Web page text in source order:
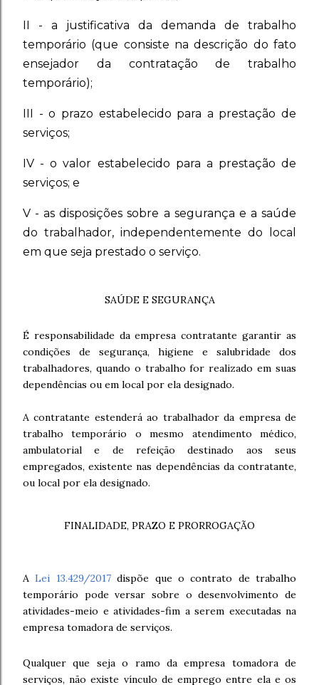
II - a justificativa da demanda de trabalho
temporário (que consiste na descrição do fato
ensejador da contratação de trabalho
temporário);
III - o prazo estabelecido para a prestação de
serviços;
IV - o valor estabelecido para a prestação de
serviços; e
V - as disposições sobre a segurança e a saúde
do trabalhador, independentemente do local
em que seja prestado o serviço.
SAÚDE E SEGURANÇA
É responsabilidade da empresa contratante garantir as
condições de segurança, higiene e salubridade dos
trabalhadores, quando o trabalho for realizado em suas
dependências ou em local por ela designado.
A contratante estenderá ao trabalhador da empresa de
trabalho temporário o mesmo atendimento médico,
ambulatorial e de refeição destinado aos seus
empregados, existente nas dependências da contratante,
ou local por ela designado.
FINALIDADE, PRAZO E PRORROGAÇÃO
ALei 13.429/2017dispõe que o contrato de trabalho
temporário pode versar sobre o desenvolvimento de
atividades-meio e atividades-fim a serem executadas na
empresa tomadora de serviços.
Qualquer que seja o ramo da empresa tomadora de
serviços, não existe vínculo de emprego entre ela e os